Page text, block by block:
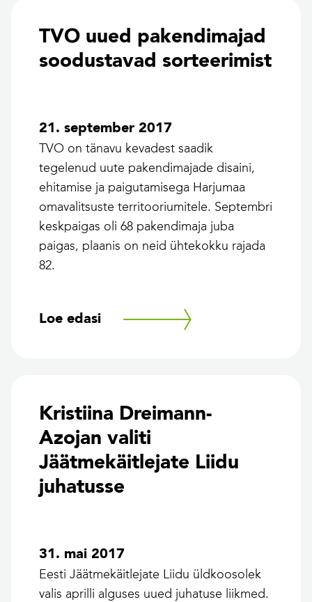
TVO uued pakendimajad
soodustavad sorteerimist
21. september 2017
TVO on tänavu kevadest saadik
tegelenud uute pakendimajade disaini,
ehitamise ja paigutamisega Harjumaa
omavalitsuste territooriumitele. Septembri
keskpaigas oli 68 pakendimaja juba
paigas, plaanis on neid ühtekokku rajada
82.
Loe edasi
Kristiina Dreimann-
Azojan valiti
Jäätmekäitlejate Liidu
juhatusse
31. mai 2017
Eesti Jäätmekäitlejate Liidu üldkoosolek
valis aprilli alguses uued juhatuse liikmed.